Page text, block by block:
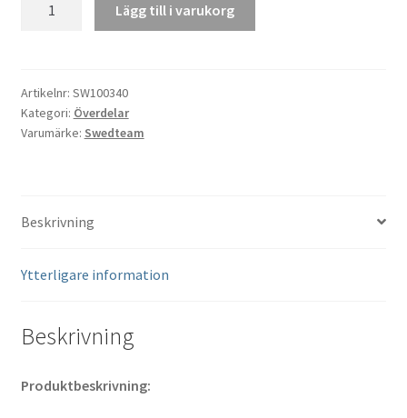
Heat
mängd
Lägg till i varukorg
Artikelnr: SW100340
Kategori: Överdelar
Varumärke: Swedteam
Beskrivning
Ytterligare information
Beskrivning
Produktbeskrivning: